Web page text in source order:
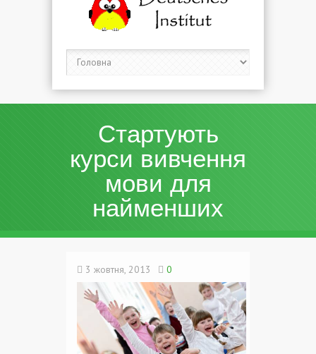
Стартують
курси вивчення
мови для
найменших
3 жовтня, 2013 0